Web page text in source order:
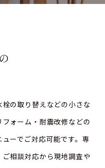
の取り替えなどの小さな
ォーム・耐震改修などの
ーでご対応可能です。専
相談対応から現地調査や